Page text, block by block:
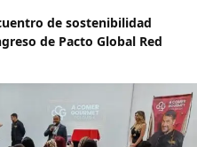
de sostenibilidad
de Pacto Global Red